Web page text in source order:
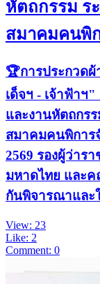
หัตถกรรม ร
สมาคมคนพิก
🏆การประกวด
เด็จฯ - เจ้าฟ้า
และงานหัตถกร
สมาคมคนพิการ
2569 รองผู้ว่าร
มหาดไทย และ
กันพิจารณาและ
View: 23
Like: 2
Comment: 0